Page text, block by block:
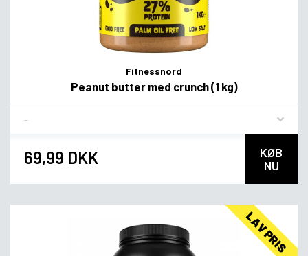
Fitnessnord
Peanut butter med crunch (1 kg)
69,99 DKK
KØB
NU
LAV PRIS